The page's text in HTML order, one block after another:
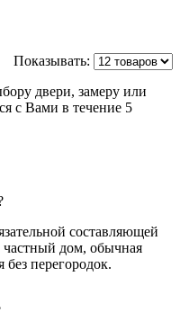
Показывать:
двери, замеру или
с Вами в течение 5
составляющей
дом, обычная
без перегородок.